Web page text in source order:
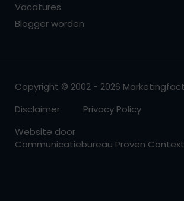
Vacatures
Blogger worden
Copyright © 2002 - 2026
Disclaimer
Privacy Policy
Website door
Communicatiebureau Proven Context